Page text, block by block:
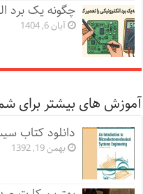
چگونه یک برد
آبان 6, 1404
آموزش های بیشتر برای
دانلود کتاب
بهمن 19, 1392